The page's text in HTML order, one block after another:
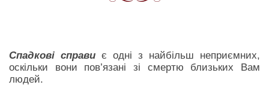
Спадкові справи є одні з найбільш неприємних,
оскільки вони пов’язані зі смертю близьких Вам
людей.